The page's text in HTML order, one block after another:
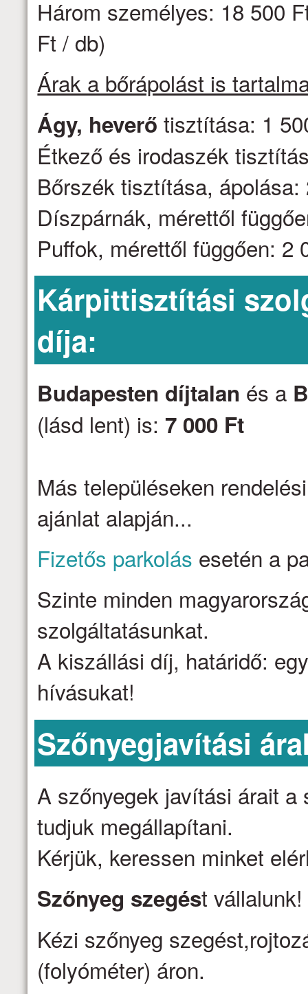
Három személyes: 18 500
Ft / db)
Árak a bőrápolást is
Ágy, heverő tisztítása: 1
Étkező és irodaszék
Bőrszék tisztítása,
Díszpárnák, mérettől
Puffok, mérettől függően: 2
Kárpittisztítási
díja:
Budapesten díjtalan és a
(lásd lent) is: 7 000 Ft
Más településeken
ajánlat alapján...
Fizetős parkolás esetén a
Szinte minden
szolgáltatásunkat.
A kiszállási díj, határidő:
hívásukat!
Szőnyegjavítási
A szőnyegek javítási árait a
tudjuk megállapítani.
Kérjük, keressen minket
Szőnyeg szegést
Kézi szőnyeg
(folyóméter) áron.